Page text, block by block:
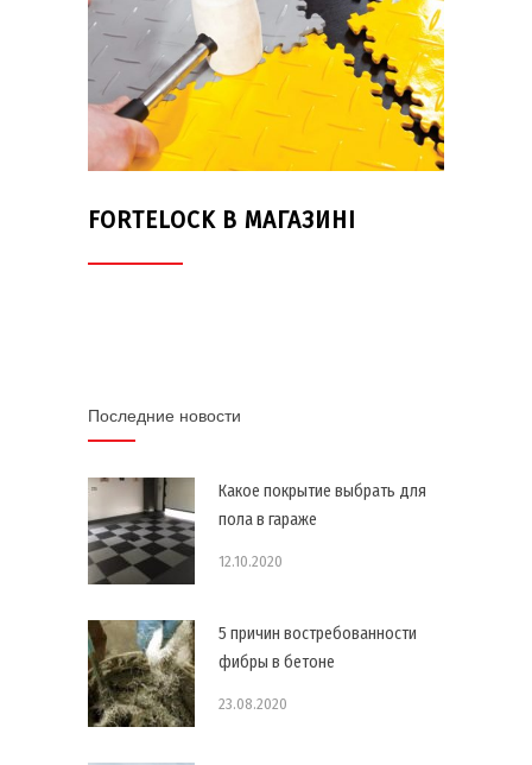
FORTELOCK В МАГАЗИНІ
Последние новости
Какое покрытие выбрать для
пола в гараже
12.10.2020
5 причин востребованности
фибры в бетоне
23.08.2020